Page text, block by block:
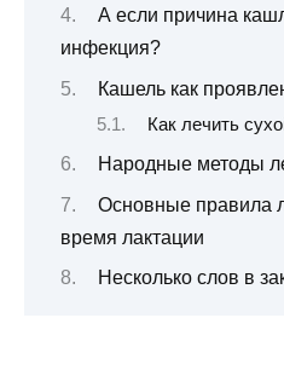
А если причина
инфекция?
Кашель как
Как лечить
Народные методы
Основные правила
время лактации
Несколько слов в